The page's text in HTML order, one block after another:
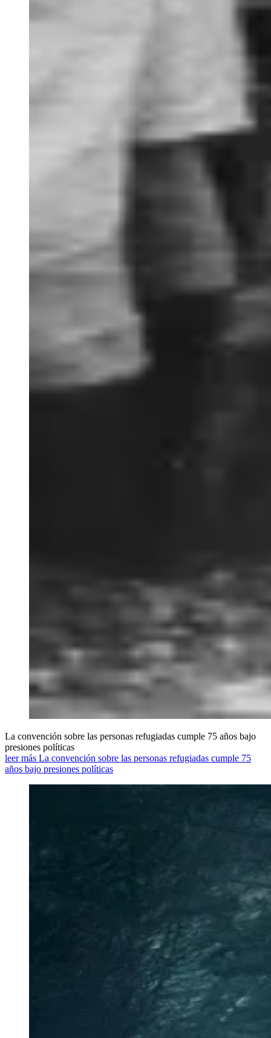
La convención sobre las personas refugiadas cumple 75 años bajo
presiones políticas
leer más La convención sobre las personas refugiadas cumple 75
años bajo presiones políticas